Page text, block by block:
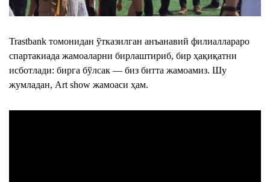
Trastbank томонидан ўтказилган анъанавий филиаллараро
спартакиада жамоаларни бирлаштириб, бир ҳақиқатни
исботлади: бирга бўлсак — биз битта жамоамиз. Шу
жумладан, Art show жамоаси ҳам.